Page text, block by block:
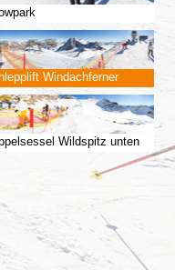
Windachferner
Wildspitz unten